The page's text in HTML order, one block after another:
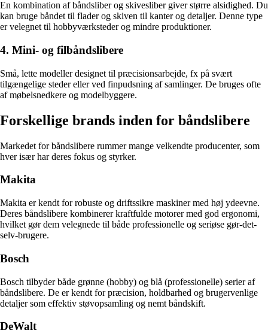
En kombination af båndsliber og skivesliber giver større alsidighed. Du
kan bruge båndet til flader og skiven til kanter og detaljer. Denne type
er velegnet til hobbyværksteder og mindre produktioner.
4. Mini- og filbåndslibere
Små, lette modeller designet til præcisionsarbejde, fx på svært
tilgængelige steder eller ved finpudsning af samlinger. De bruges ofte
af møbelsnedkere og modelbyggere.
Forskellige brands inden for båndslibere
Markedet for båndslibere rummer mange velkendte producenter, som
hver især har deres fokus og styrker.
Makita
Makita er kendt for robuste og driftssikre maskiner med høj ydeevne.
Deres båndslibere kombinerer kraftfulde motorer med god ergonomi,
hvilket gør dem velegnede til både professionelle og seriøse gør-det-
selv-brugere.
Bosch
Bosch tilbyder både grønne (hobby) og blå (professionelle) serier af
båndslibere. De er kendt for præcision, holdbarhed og brugervenlige
detaljer som effektiv støvopsamling og nemt båndskift.
DeWalt